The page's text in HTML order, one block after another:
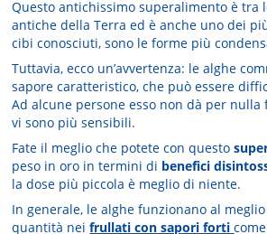
Questo antichissimo superalimento è tra
antiche della Terra ed è anche uno dei
cibi conosciuti, sono le forme più
Tuttavia, ecco un’avvertenza: le alghe
sapore caratteristico, che può essere
Ad alcune persone esso non dà per
vi sono più sensibili.
Fate il meglio che potete con questo
peso in oro in termini di benefici
la dose più piccola è meglio di niente.
In generale, le alghe funzionano al
quantità neifrullati con sapori forti